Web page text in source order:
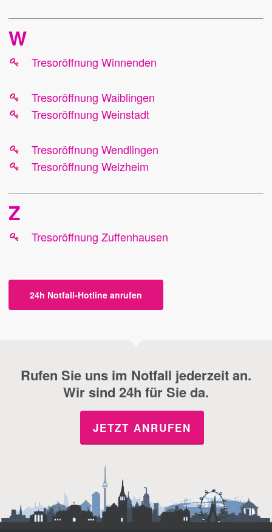
W
Tresoröffnung Winnenden
Tresoröffnung Waiblingen
Tresoröffnung Weinstadt
Tresoröffnung Wendlingen
Tresoröffnung Welzheim
Z
Tresoröffnung Zuffenhausen
24h Notfall-Hotline anrufen
Rufen Sie uns im Notfall jederzeit an.
Wir sind 24h für Sie da.
JETZT ANRUFEN